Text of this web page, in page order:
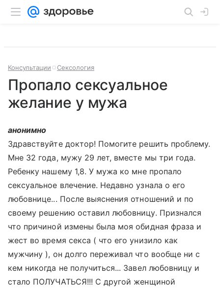
Консультации Сексология
Пропало сексуальное
желание у мужа
анонимно
Здравствуйте доктор! Помогите решить проблему.
Мне 32 года, мужу 29 лет, вместе мы три года.
Ребенку нашему 1,8. У мужа ко мне пропало
сексуальное влечение. Недавно узнала о его
любовнице... После выяснения отношений и по
своему решению оставил любовницу. Признался
что причиной измены была моя обидная фраза и
жест во время секса ( что его унизило как
мужчину ), он долго переживал что вообще ни с
кем никогда не получиться... Завел любовницу и
стало ПОЛУЧАТЬСЯ!!! С другой женщиной